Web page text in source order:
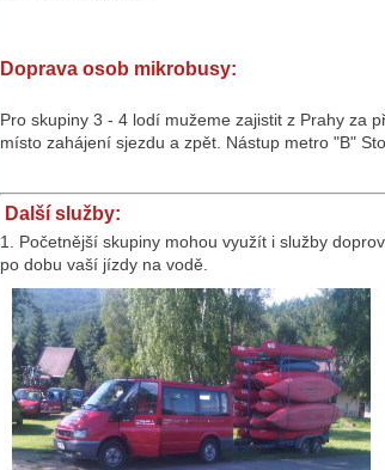
Doprava osob mikrobusy:
Pro skupiny 3 - 4 lodí mužeme zajistit z Prahy za
místo zahájení sjezdu a zpět. Nástup metro "B"
Další služby:
1. Početnější skupiny mohou využít i služby
po dobu vaší jízdy na vodě